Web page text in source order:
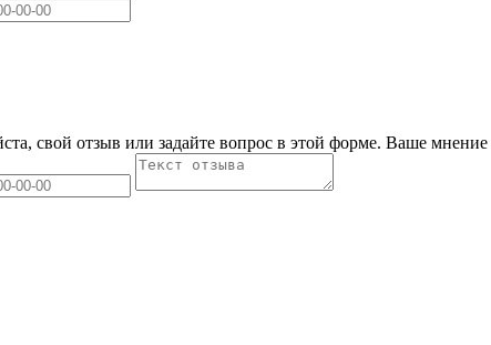
свой отзыв или задайте вопрос в этой форме. Ваше